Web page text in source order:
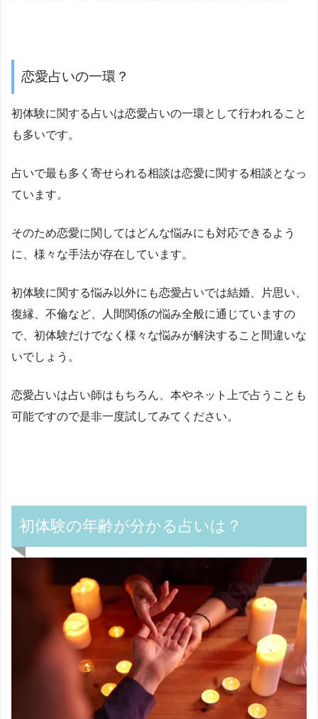
恋愛占いの一環？
初体験に関する占いは恋愛占いの一環として行われること
も多いです。
占いで最も多く寄せられる相談は恋愛に関する相談となっ
ています。
そのため恋愛に関してはどんな悩みにも対応できるよう
に、様々な手法が存在しています。
初体験に関する悩み以外にも恋愛占いでは結婚、片思い、
復縁、不倫など、人間関係の悩み全般に通じていますの
で、初体験だけでなく様々な悩みが解決すること間違いな
いでしょう。
恋愛占いは占い師はもちろん、本やネット上で占うことも
可能ですので是非一度試してみてください。
初体験の年齢が分かる占いは？